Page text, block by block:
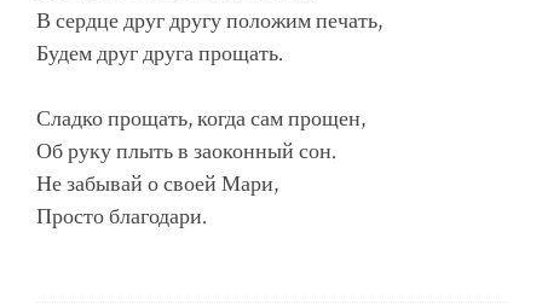
В сердце друг другу положим печать,
Будем друг друга прощать.
Сладко прощать, когда сам прощен,
Об руку плыть в заоконный сон.
Не забывай о своей Мари,
Просто благодари.